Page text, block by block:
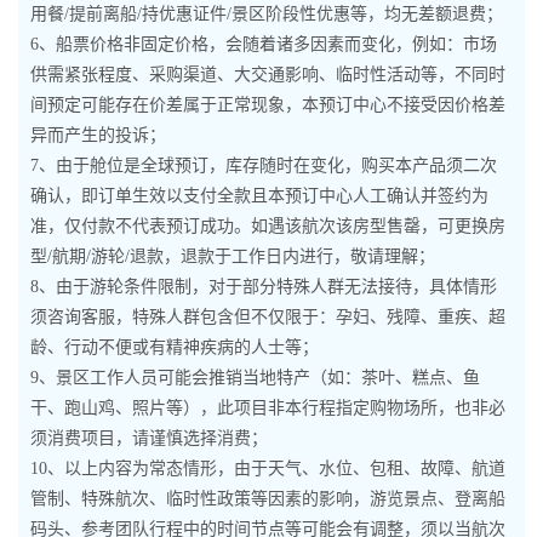
用餐/提前离船/持优惠证件/景区阶段性优惠等，均无差额退费；
6、船票价格非固定价格，会随着诸多因素而变化，例如：市场
供需紧张程度、采购渠道、大交通影响、临时性活动等，不同时
间预定可能存在价差属于正常现象，本预订中心不接受因价格差
异而产生的投诉；
7、由于舱位是全球预订，库存随时在变化，购买本产品须二次
确认，即订单生效以支付全款且本预订中心人工确认并签约为
准，仅付款不代表预订成功。如遇该航次该房型售罄，可更换房
型/航期/游轮/退款，退款于工作日内进行，敬请理解；
8、由于游轮条件限制，对于部分特殊人群无法接待，具体情形
须咨询客服，特殊人群包含但不仅限于：孕妇、残障、重疾、超
龄、行动不便或有精神疾病的人士等；
9、景区工作人员可能会推销当地特产（如：茶叶、糕点、鱼
干、跑山鸡、照片等），此项目非本行程指定购物场所，也非必
须消费项目，请谨慎选择消费；
10、以上内容为常态情形，由于天气、水位、包租、故障、航道
管制、特殊航次、临时性政策等因素的影响，游览景点、登离船
码头、参考团队行程中的时间节点等可能会有调整，须以当航次